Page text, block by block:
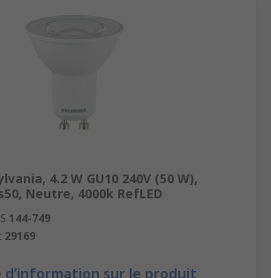
4.2 W GU10 240V (50 W),
Neutre, 4000k RefLED
144-749
29169
d’information sur le produit